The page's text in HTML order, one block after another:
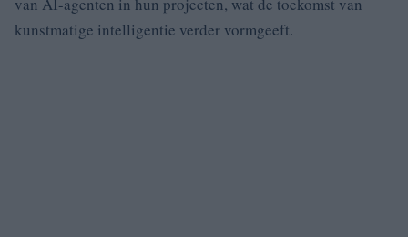
van AI-agenten in hun projecten, wat de toekomst van
kunstmatige intelligentie verder vormgeeft.